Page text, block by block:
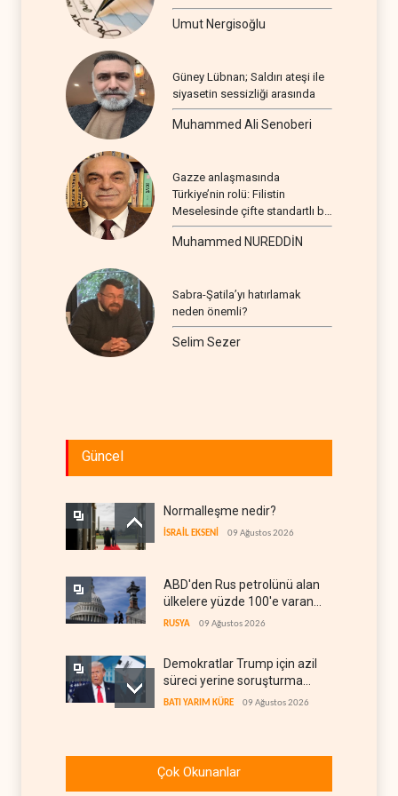
Umut Nergisoğlu
Güney Lübnan; Saldırı ateşi ile
siyasetin sessizliği arasında
Muhammed Ali Senoberi
Gazze anlaşmasında
Türkiye’nin rolü: Filistin
Meselesinde çifte standartlı bir
seyir
Muhammed NUREDDİN
Sabra-Şatila’yı hatırlamak
neden önemli?
Selim Sezer
Güncel
Normalleşme nedir?
İSRAİL EKSENİ 09 Ağustos 2026
ABD'den Rus petrolünü alan
ülkelere yüzde 100'e varan
gümrük vergisi
RUSYA 09 Ağustos 2026
Demokratlar Trump için azil
süreci yerine soruşturma
hazırlıyor
BATI YARIM KÜRE 09 Ağustos 2026
Afrika'daki petrol
üreticilerine yaradı
Çok Okunanlar